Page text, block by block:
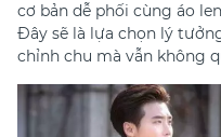
cơ bản dễ phối cùng áo
Đây sẽ là lựa chọn lý
chỉnh chu mà vẫn không